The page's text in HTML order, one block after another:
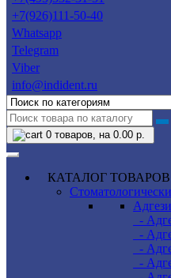
+7(926)111-50-40
Whatsapp
Telegram
Viber
info@indident.ru
0 товаров, на 0.00 р.
КАТАЛОГ ТОВАРОВ
-
-
-
-